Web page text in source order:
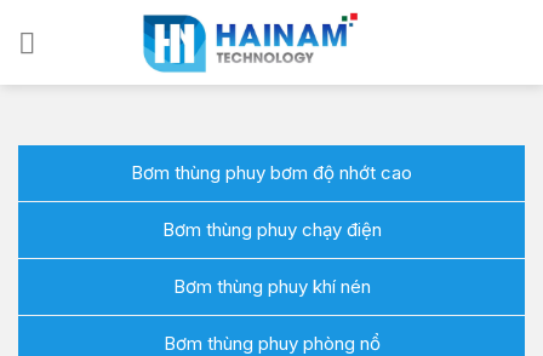
Bơm thùng phuy bơm độ nhớt cao
Bơm thùng phuy chạy điện
Bơm thùng phuy khí nén
Bơm thùng phuy phòng nổ